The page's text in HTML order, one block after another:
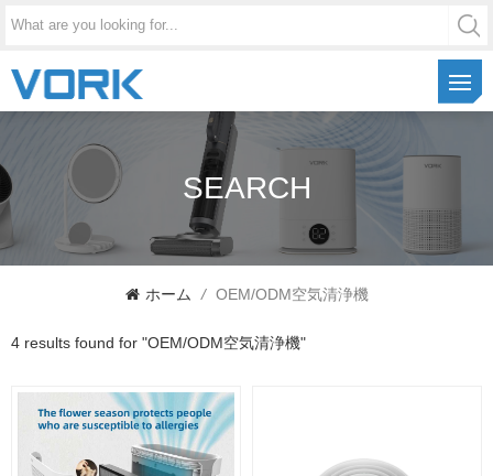
SEARCH
ホーム / OEM/ODM空気清浄機
4 results found for "OEM/ODM空気清浄機"